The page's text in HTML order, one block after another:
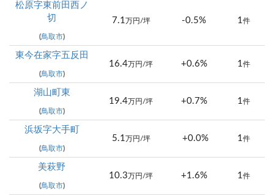
松原字東前田西ノ
切
(鳥取市)
7.1 万円/坪 -0.5% 1件
東今在家字五反田
(鳥取市)
16.4 万円/坪 +0.6% 1件
湖山町東
(鳥取市)
19.4 万円/坪 +0.7% 1件
浜坂字大手町
(鳥取市)
5.1 万円/坪 +0.0% 1件
美萩野
(鳥取市)
10.3 万円/坪 +1.6% 1件